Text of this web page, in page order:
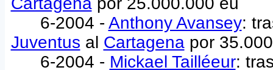
6-2004 - Anthony Avansey:
Juventus al Cartagenapor
6-2004 - Mickael Tailléeur: